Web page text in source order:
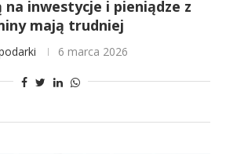
na inwestycje i pieniądze z
mają trudniej
6 marca 2026